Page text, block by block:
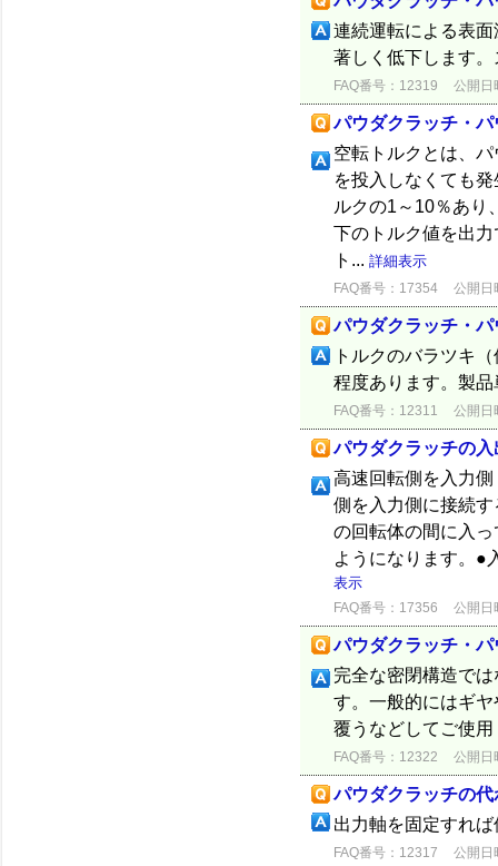
連続運転による表
著しく低下します
FAQ番号：12319 公開日
パウダクラッチ・
空転トルクとは、
を投入しなくても
ルクの1～10％あり
下のトルク値を出
ト... 詳細表示
FAQ番号：17354 公開日
パウダクラッチ・
トルクのバラツキ
程度あります。製
FAQ番号：12311 公開日
パウダクラッチの
高速回転側を入力
側を入力側に接続
の回転体の間に入
ようになります。●
表示
FAQ番号：17356 公開日
パウダクラッチ・
完全な密閉構造で
す。一般的にはギ
覆うなどしてご使
FAQ番号：12322 公開日
パウダクラッチの
出力軸を固定すれ
FAQ番号：12317 公開日